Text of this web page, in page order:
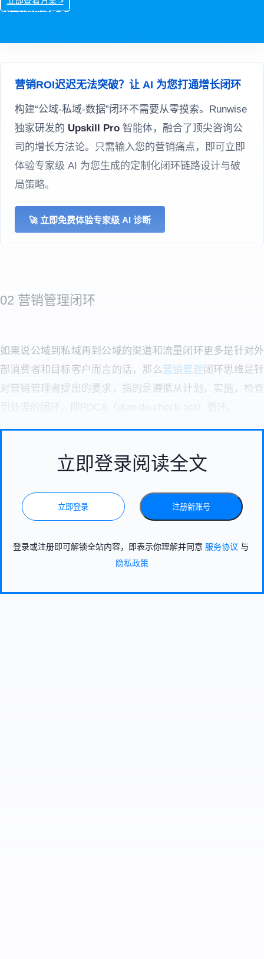
疫后消费市场已发生巨变：消费者行为、购物渠道和决策习惯已被彻底改
营销ROI迟迟无法突破？让 AI 为您打通增长闭环
构建“公域-私域-数据”闭环不需要从零摸索。Runwise
独家研发的 Upskill Pro 智能体，融合了顶尖咨询公
司的增长方法论。只需输入您的营销痛点，即可立即
体验专家级 AI 为您生成的定制化闭环链路设计与破
局策略。
🚀 立即免费体验专家级 AI 诊断
02 营销管理闭环
如果说公域到私域再到公域的渠道和流量闭环更多是针对外
部消费者和目标客户而言的话，那么营销管理闭环思维是针
对营销管理者提出的要求，指的是遵循从计划，实施，检查
立即登录阅读全文
立即登录 注册新账号
登录或注册即可解锁全站内容，即表示你理解并同意 服务协议 与
隐私政策